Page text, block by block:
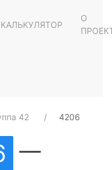
КАЛЬКУЛЯТОР
О
42 4206
—